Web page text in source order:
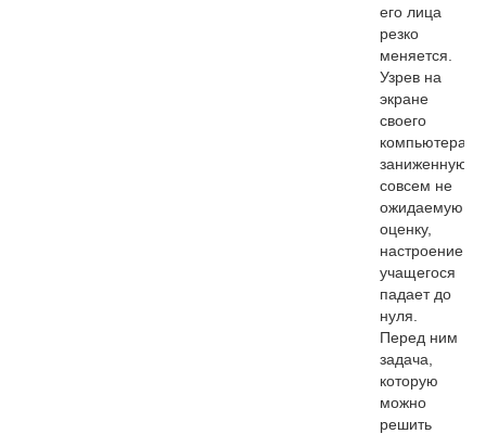
его лица
резко
меняется.
Узрев на
экране
своего
компьютера
заниженную,
совсем не
ожидаемую
оценку,
настроение
учащегося
падает до
нуля.
Перед ним
задача,
которую
можно
решить